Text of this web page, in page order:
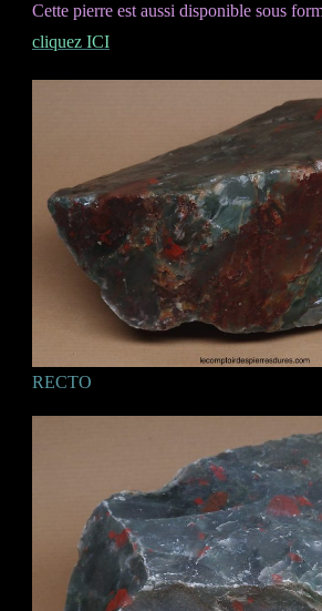
Cette pierre est aussi disponible sous
cliquez ICI
RECTO